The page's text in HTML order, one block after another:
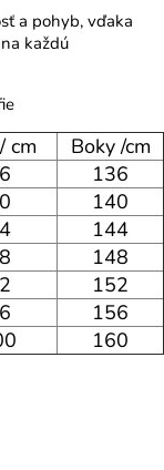
a pohyb, vďaka
každú
cm
Boky /cm
136
140
144
148
152
156
160